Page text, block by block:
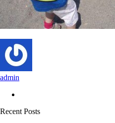
admin
Recent Posts